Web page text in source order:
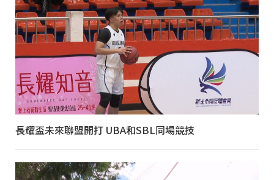
長耀盃未來聯盟開打 UBA和SBL同場競技